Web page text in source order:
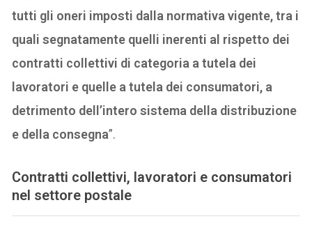
tutti gli oneri imposti dalla normativa vigente, tra i
quali segnatamente quelli inerenti al rispetto dei
contratti collettivi di categoria a tutela dei
lavoratori e quelle a tutela dei consumatori, a
detrimento dell’intero sistema della distribuzione
e della consegna”.
Contratti collettivi, lavoratori e consumatori
nel settore postale